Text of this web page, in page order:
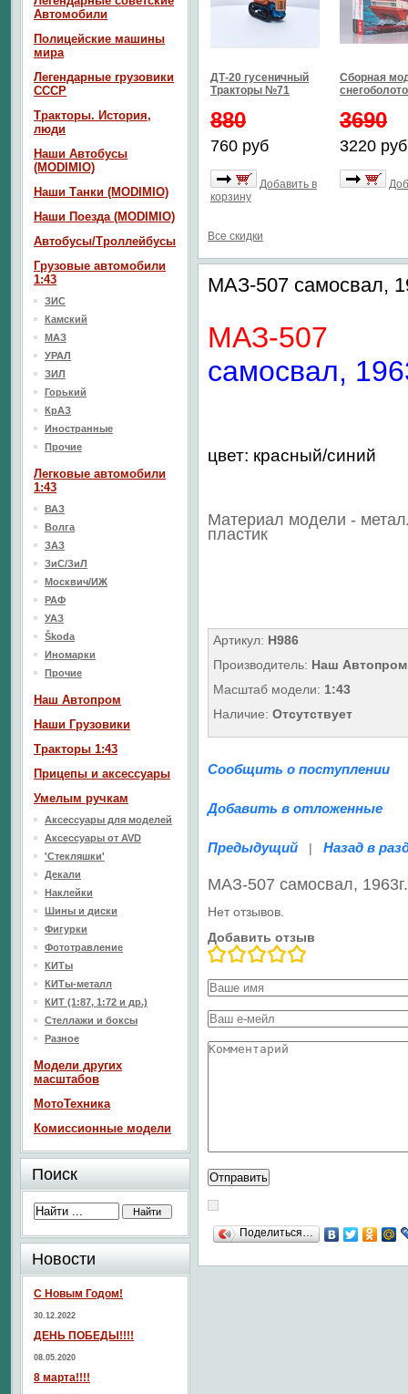
ДТ-20 гусеничный
Тракторы №71
880
760 руб
Добавить в
корзину
Сборная
3690
3220 руб
Все скидки
МАЗ-507 самосвал,
МАЗ-507
самосвал,
цвет: красный/синий
Материал модели -
пластик
Артикул: Н986
Производитель: Наш Автопром
Масштаб модели: 1:43
Наличие: Отсутствует
Сообщить о поступлении
Добавить в отложенные
Предыдущий | Назад в
МАЗ-507 самосвал,
Нет отзывов.
Добавить отзыв
Поделиться…
Автомобили
Полицейские машины
мира
Легендарные грузовики
СССР
Тракторы. История,
люди
Наши Автобусы
(MODIMIO)
Наши Танки (MODIMIO)
Наши Поезда (MODIMIO)
Автобусы/Троллейбусы
Грузовые автомобили
1:43
ЗИС
Камский
МАЗ
УРАЛ
ЗИЛ
Горький
КрАЗ
Иностранные
Прочие
Легковые автомобили
1:43
ВАЗ
Волга
ЗАЗ
ЗиС/ЗиЛ
Москвич/ИЖ
РАФ
УАЗ
Škoda
Иномарки
Прочие
Наш Aвтопром
Наши Грузовики
Тракторы 1:43
Прицепы и аксессуары
Умелым ручкам
Аксессуары для моделей
Аксессуары от AVD
'Стекляшки'
Декали
Наклейки
Шины и диски
Фигурки
Фототравление
КИТы
КИТы-металл
КИТ (1:87, 1:72 и др.)
Стеллажи и боксы
Разное
Модели других
масштабов
МотоТехника
Комиссионные модели
Поиск
Новости
С Новым Годом!
30.12.2022
ДЕНЬ ПОБЕДЫ!!!!
08.05.2020
8 марта!!!!